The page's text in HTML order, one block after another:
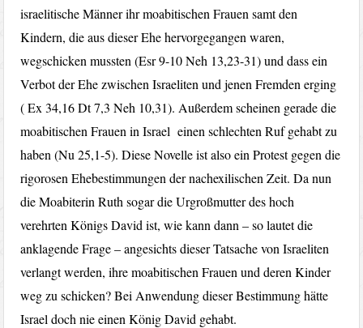
israelitische Männer ihr moabitischen Frauen samt den
Kindern, die aus dieser Ehe hervorgegangen waren,
wegschicken mussten (Esr 9-10 Neh 13,23-31) und dass ein
Verbot der Ehe zwischen Israeliten und jenen Fremden erging
( Ex 34,16 Dt 7,3 Neh 10,31). Außerdem scheinen gerade die
moabitischen Frauen in Israel einen schlechten Ruf gehabt zu
haben (Nu 25,1-5). Diese Novelle ist also ein Protest gegen die
rigorosen Ehebestimmungen der nachexilischen Zeit. Da nun
die Moabiterin Ruth sogar die Urgroßmutter des hoch
verehrten Königs David ist, wie kann dann – so lautet die
anklagende Frage – angesichts dieser Tatsache von Israeliten
verlangt werden, ihre moabitischen Frauen und deren Kinder
weg zu schicken? Bei Anwendung dieser Bestimmung hätte
Israel doch nie einen König David gehabt.